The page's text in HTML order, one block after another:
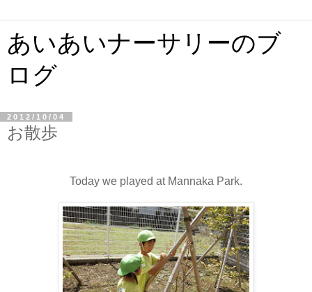
あいあいナーサリーのブ
ログ
2012/10/04
お散歩
Today we played at Mannaka Park.